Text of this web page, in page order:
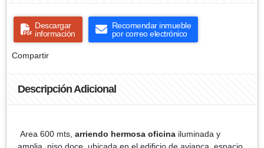
Descargar
información
Recomendar inmueble
por correo electrónico
Compartir
Descripción Adicional
Area 600 mts, arriendo hermosa oficina iluminada y
amplia, piso doce, ubicada en el edificio de avianca, espacio